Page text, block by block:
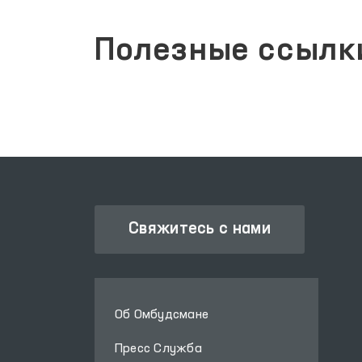
Полезные
Свяжитесь с нами
Об Омбудсмане
Пресс Служба